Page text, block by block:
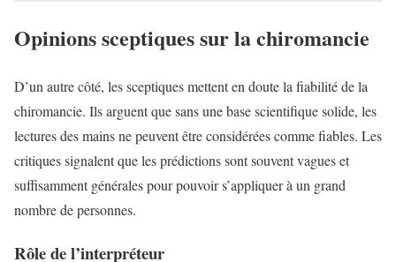
Opinions sceptiques sur la chiromancie
D’un autre côté, les sceptiques mettent en doute la fiabilité de la
chiromancie. Ils arguent que sans une base scientifique solide, les
lectures des mains ne peuvent être considérées comme fiables. Les
critiques signalent que les prédictions sont souvent vagues et
suffisamment générales pour pouvoir s’appliquer à un grand
nombre de personnes.
Rôle de l’interpréteur